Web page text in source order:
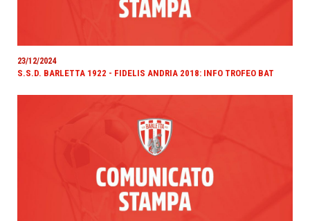
23/12/2024
S.S.D. BARLETTA 1922 - FIDELIS ANDRIA 2018: INFO TROFEO BAT